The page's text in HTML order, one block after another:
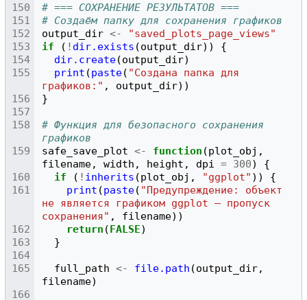
# === СОХРАНЕНИЕ РЕЗУЛЬТАТОВ ===
# Создаём папку для сохранения графиков
output_dir <-
"saved_plots_page_views"
if
( ! dir.exists (output_dir))
{
dir.create(output_dir)
print (paste( "Создана папка для
графиков:" , output_dir))
}
# Функция для безопасного сохранения
графиков
safe_save_plot <- function (plot_obj ,
filename, width , height , dpi = 300)
{
if
( ! inherits (plot_obj , "ggplot" ))
{
print (paste( "Предупреждение: объект
не является графиком ggplot — пропуск
сохранения" , filename))
return (FALSE)
}
full_path <- file.path (output_dir,
filename)